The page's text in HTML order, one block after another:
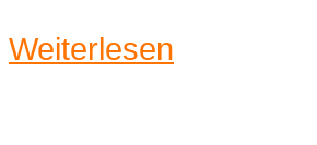
Weiterlesen